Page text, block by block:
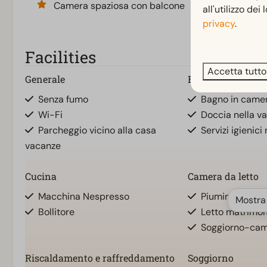
Camera spaziosa con balcone
Facilities
Generale
Senza fumo
Wi-Fi
Parcheggio vicino alla casa
vacanze
Bagno
Bagno in
Doccia nella
Servizi igienici
Cucina
Macchina Nespresso
Bollitore
Camera da letto
Piumini e
Letto
Soggiorno-
Riscaldamento e raffreddamento
Soggiorno
all'utilizzo dei
privacy.
Accetta tutto